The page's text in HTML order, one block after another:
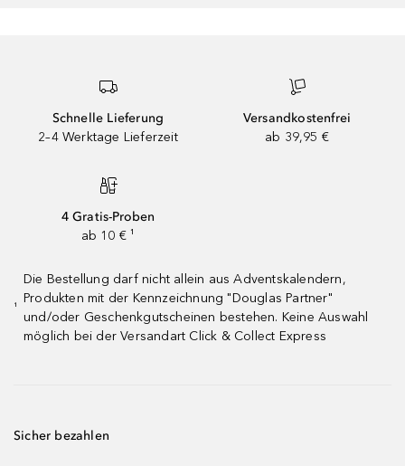
Schnelle Lieferung
2–4 Werktage Lieferzeit
Versandkostenfrei
ab 39,95 €
4 Gratis-Proben
ab 10 € ¹
¹
Die Bestellung darf nicht allein aus Adventskalendern,
Produkten mit der Kennzeichnung "Douglas Partner"
und/oder Geschenkgutscheinen bestehen. Keine Auswahl
möglich bei der Versandart Click & Collect Express
Sicher bezahlen